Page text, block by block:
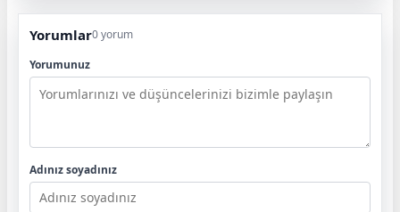
Yorumlar0 yorum
Yorumunuz
Adınız soyadınız